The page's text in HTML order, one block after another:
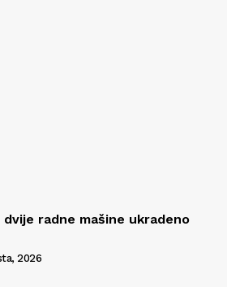
dvije radne mašine ukradeno
2026